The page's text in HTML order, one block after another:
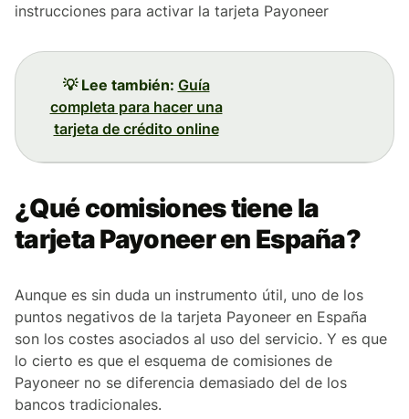
instrucciones para activar la tarjeta Payoneer
💡 Lee también: Guía
completa para hacer una
tarjeta de crédito online
¿Qué comisiones tiene la
tarjeta Payoneer en España?
Aunque es sin duda un instrumento útil, uno de los
puntos negativos de la tarjeta Payoneer en España
son los costes asociados al uso del servicio. Y es que
lo cierto es que el esquema de comisiones de
Payoneer no se diferencia demasiado del de los
bancos tradicionales.